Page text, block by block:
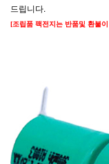
드립니다.
[조립품 팩전지는 반품및 환불